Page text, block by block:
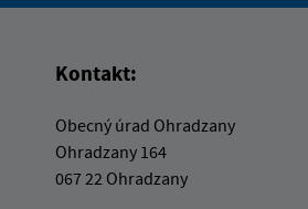
Kontakt:
Obecný úrad Ohradzany
Ohradzany 164
067 22 Ohradzany